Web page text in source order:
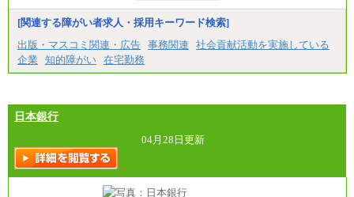
みなし残業手当：20,000円（一律支給）※みなし
残業手当の残業時間は10.43時間。
間に応じて、時間外手当等を支給。
エリアサポート職 月給188,000円
訪日事業職 月給202,000～227,000円＋地域間調整
給
※詳細はJTBキャリアサイトよりご確認ください。
■(株)JTBビジネストランスフォーム
[関連する障がい者求人・採用キーワード検索]
出版・マスコミ関連・広告 事務関連
社会貢献活動を実施している
企業
知的障がい 在宅勤務
日本銀行
04月28日更新